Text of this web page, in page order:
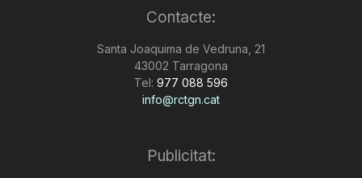
Contacte:
Santa Joaquima de Vedruna, 21
43002 Tarragona
Tel: 977 088 596
info@rctgn.cat
Publicitat: